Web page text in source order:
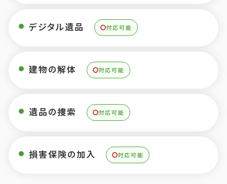
デジタル遺品 対応可能
建物の解体 対応可能
遺品の捜索 対応可能
損害保険の加入 対応可能